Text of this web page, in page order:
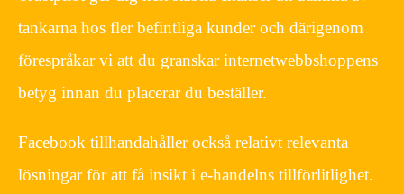
tankarna hos fler befintliga kunder och därigenom
förespråkar vi att du granskar internetwebbshoppens
betyg innan du placerar du beställer.
Facebook tillhandahåller också relativt relevanta
lösningar för att få insikt i e-handelns tillförlitlighet.